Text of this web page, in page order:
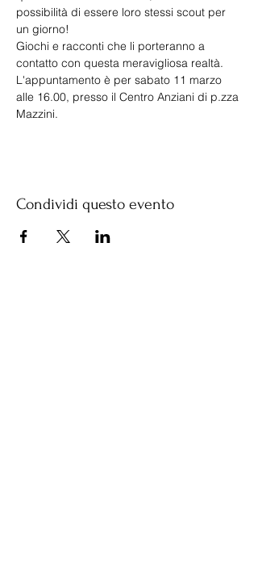
possibilità di essere loro stessi scout per
un giorno!
Giochi e racconti che li porteranno a
contatto con questa meravigliosa realtà.
L'appuntamento è per sabato 11 marzo
alle 16.00, presso il Centro Anziani di p.zza
Mazzini.
Condividi questo evento